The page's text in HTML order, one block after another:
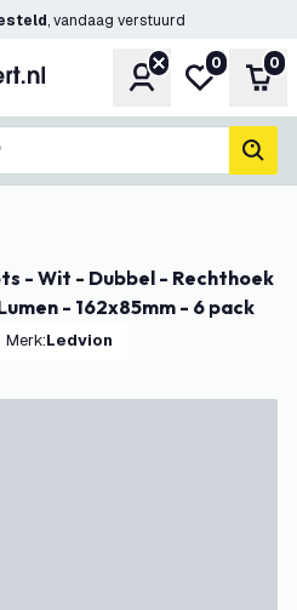
, vandaag verstuurd
Account
Mijn
0 0
- 162x85mm - 6 pack
Merk: Ledvion